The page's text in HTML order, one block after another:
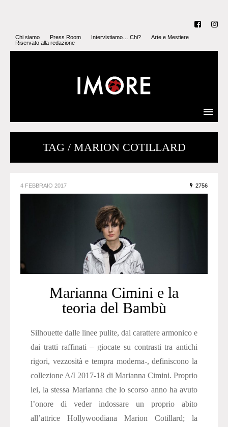
Chi siamo Press Room Intervistiamo… Chi?
Arte e Mestiere
Riservato alla redazione
TAG / MARION COTILLARD
4 FEBBRAIO 2017 2756
Marianna Cimini e la
teoria del Bambù
Silhouette dalle linee pulite, dal carattere armonico e
dai tratti raffinati – giocate su contrasti tra antichi
rigori, vezzosità e tempra moderna-, definiscono la
collezione A/I 2017-18 di Marianna Cimini. Proprio
lei, la stessa Marianna che lo scorso anno ha avuto
l’onore di veder indossare un proprio abito
all’attrice Hollywoodiana Marion Cotillard; la